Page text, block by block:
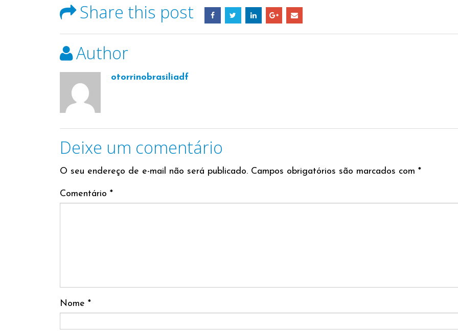
Share this post
Author
otorrinobrasiliadf
Deixe um comentário
O seu endereço de e-mail não será publicado. Campos obrigatórios são marcados com *
Comentário *
Nome *